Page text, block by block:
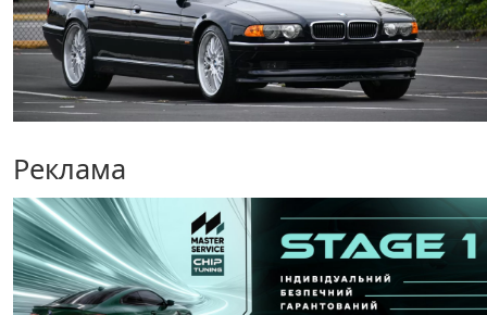
Реклама